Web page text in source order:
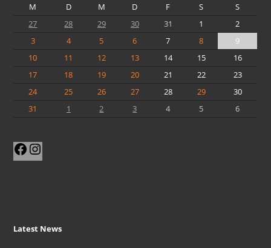
M D M D F S
S
27
28 29 30 31 1
2
3
4 5 6 7 8
9
10
11 12 13 14 15
16
17
18 19 20 21 22
23
24
25 26 27 28 29
30
31
1 2 3 4 5 6
Facebook
Latest News